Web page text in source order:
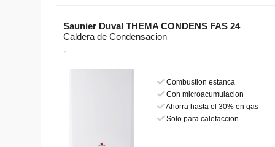
Saunier Duval THEMA CONDENS FAS 24
Caldera de Condensacion
-
Combustion estanca
Con microacumulacion
Ahorra hasta el 30% en gas
Solo para calefaccion